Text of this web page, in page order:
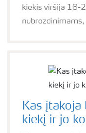
kiekis viršija 18-
Kas įtakoja
kiekį ir jo